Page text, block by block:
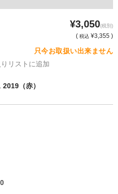
¥3,050(税別)
( 税込 ¥3,355 )
只今お取扱い出来ません
リストに追加
（赤）